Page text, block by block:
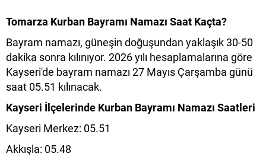
Tomarza​​​​​ Kurban Bayramı Namazı Saat Kaçta?
Bayram namazı, güneşin doğuşundan yaklaşık 30-50
dakika sonra kılınıyor. 2026 yılı hesaplamalarına göre
Kayseri'de bayram namazı 27 Mayıs Çarşamba günü
saat 05.51 kılınacak.
Kayseri İlçelerinde Kurban Bayramı Namazı Saatleri
Kayseri Merkez: 05.51
Akkışla: 05.48